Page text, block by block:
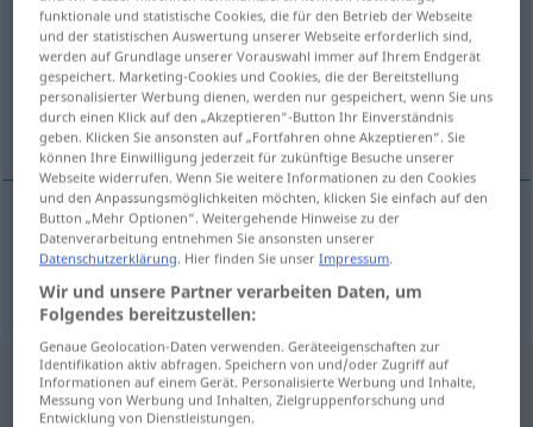
Übersicht aller Übersetzungen
(Für mehr Details die Übersetzung anklicken/antippen)
anfassen, packen
anfassen, (an)packen chopit
funktionale und statistische Cookies, die für den Betrieb der Webseite
und der statistischen Auswertung unserer Webseite erforderlich sind,
werden auf Grundlage unserer Vorauswahl immer auf Ihrem Endgerät
gespeichert. Marketing-Cookies und Cookies, die der Bereitstellung
personalisierter Werbung dienen, werden nur gespeichert, wenn Sie uns
durch einen Klick auf den „Akzeptieren“-Button Ihr Einverständnis
geben. Klicken Sie ansonsten auf „Fortfahren ohne Akzeptieren“. Sie
können Ihre Einwilligung jederzeit für zukünftige Besuche unserer
Webseite widerrufen. Wenn Sie weitere Informationen zu den Cookies
und den Anpassungsmöglichkeiten möchten, klicken Sie einfach auf den
Button „Mehr Optionen“. Weitergehende Hinweise zu der
Datenverarbeitung entnehmen Sie ansonsten unserer
Datenschutzerklärung . Hier finden Sie unserImpressum
Wir und unsere Partner verarbeiten Daten, um
Folgendes bereitzustellen:
Genaue Geolocation-Daten verwenden. Geräteeigenschaften zur
Identifikation aktiv abfragen. Speichern von und/oder Zugriff auf
Informationen auf einem Gerät. Personalisierte Werbung und Inhalte,
Messung von Werbung und Inhalten, Zielgruppenforschung und
Entwicklung von Dienstleistungen.